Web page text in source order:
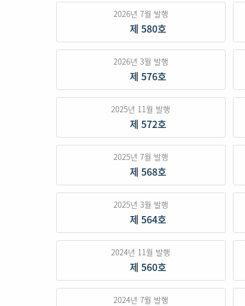
2026년 7월 발행
제 580호
2026년 3월 발행
제 576호
2025년 11월 발행
제 572호
2025년 7월 발행
제 568호
2025년 3월 발행
제 564호
2024년 11월 발행
제 560호
2024년 7월 발행